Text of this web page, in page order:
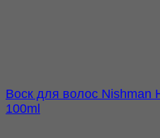
Воск для волос Nishman
100ml